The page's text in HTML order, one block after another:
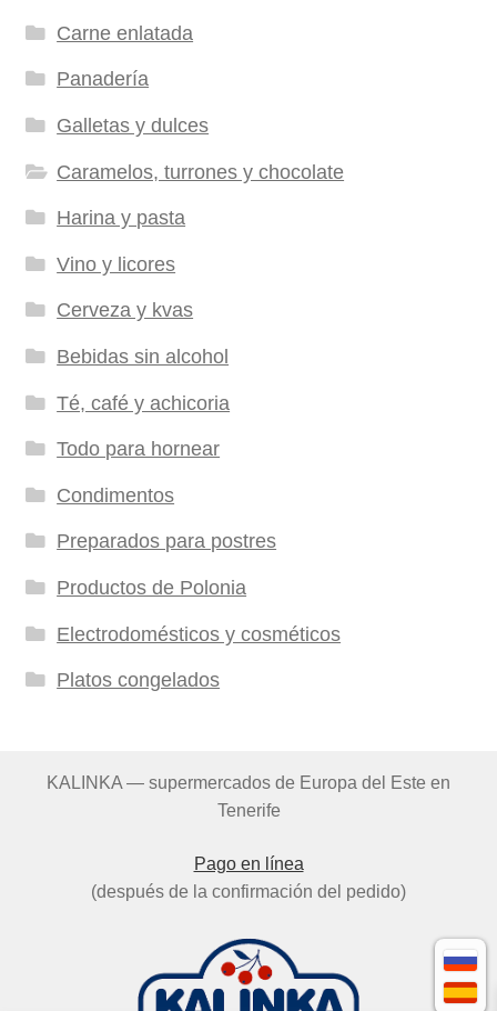
Carne enlatada
Panadería
Galletas y dulces
Caramelos, turrones y chocolate
Harina y pasta
Vino y licores
Cerveza y kvas
Bebidas sin alcohol
Té, café y achicoria
Todo para hornear
Condimentos
Preparados para postres
Productos de Polonia
Electrodomésticos y cosméticos
Platos congelados
KALINKA — supermercados de Europa del Este en
Tenerife
Pago en línea
(después de la confirmación del pedido)